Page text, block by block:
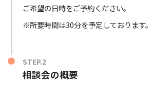
ご希望の日時をご予約ください。
※所要時間は30分を予定しております。
STEP.2
相談会の概要